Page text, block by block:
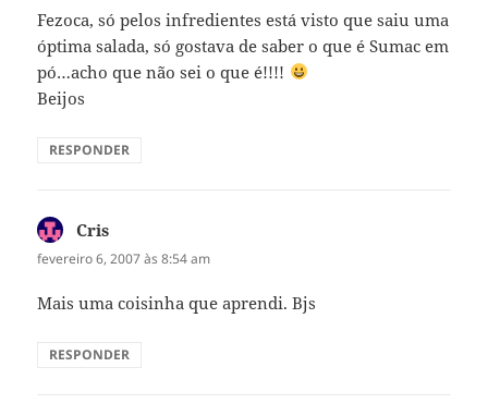
Fezoca, só pelos infredientes está visto que saiu uma
óptima salada, só gostava de saber o que é Sumac em
pó…acho que não sei o que é!!!!
Beijos
RESPONDER
Cris
fevereiro 6, 2007 às 8:54 am
Mais uma coisinha que aprendi. Bjs
RESPONDER